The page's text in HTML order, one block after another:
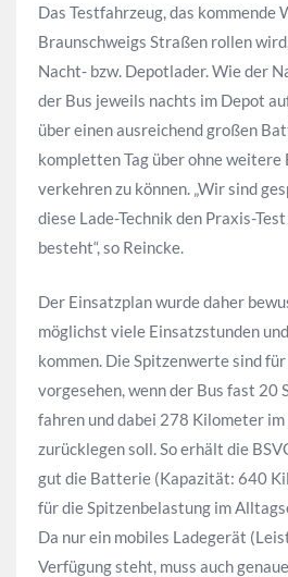
Das Testfahrzeug, das kommende
Braunschweigs Straßen rollen
Nacht- bzw. Depotlader. Wie der
der Bus jeweils nachts im Depot
über einen ausreichend großen
kompletten Tag über ohne weitere
verkehren zu können. „Wir sind
diese Lade-Technik den Praxis-
besteht“, so Reincke.
Der Einsatzplan wurde daher
möglichst viele Einsatzstunden
kommen. Die Spitzenwerte sind
vorgesehen, wenn der Bus fast 20
fahren und dabei 278 Kilometer
zurücklegen soll. So erhält die
gut die Batterie (Kapazität: 640
für die Spitzenbelastung im
Da nur ein mobiles Ladegerät
Verfügung steht, muss auch